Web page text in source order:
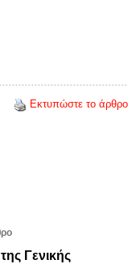
Εκτυπώστε το άρθρο
Γενικής